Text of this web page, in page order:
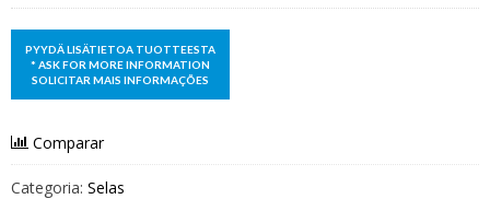
Comparar
Categoria: Selas